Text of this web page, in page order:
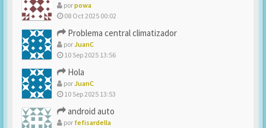
porpowa
08 Oct 2025 00:02
Problema central climatizador
porJuanC
10 Sep 2025 13:56
Hola
porJuanC
10 Sep 2025 13:53
android auto
por fefisardella